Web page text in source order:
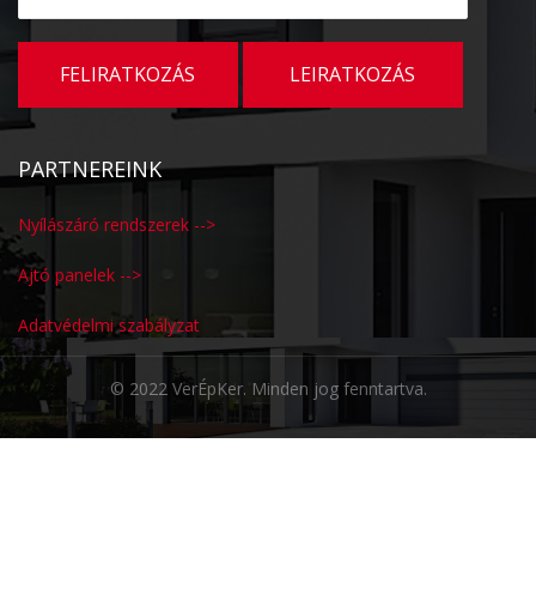
PARTNEREINK
Nyílászáró rendszerek -->
Ajtó panelek -->
Adatvédelmi szabályzat
© 2022 VerÉpKer. Minden jog fenntartva.